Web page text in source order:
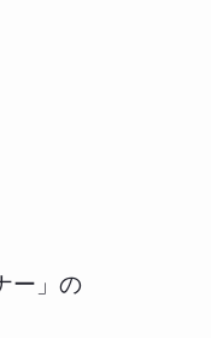
ー」の